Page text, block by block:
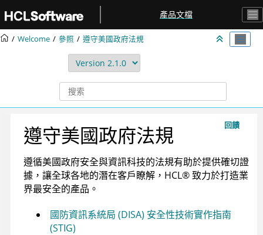
產品文檔
Welcome 參照 遵守美國政府法規
回饋
遵守美國政府法規
遵循美國政府安全與資訊科技的法規有助於提供確切證
據，讓全球各地的潛在客戶瞭解， HCL®致力於打造業
界最安全的產品。
國防資訊系統局 (DISA) 安全性技術實作指南
(STIG)